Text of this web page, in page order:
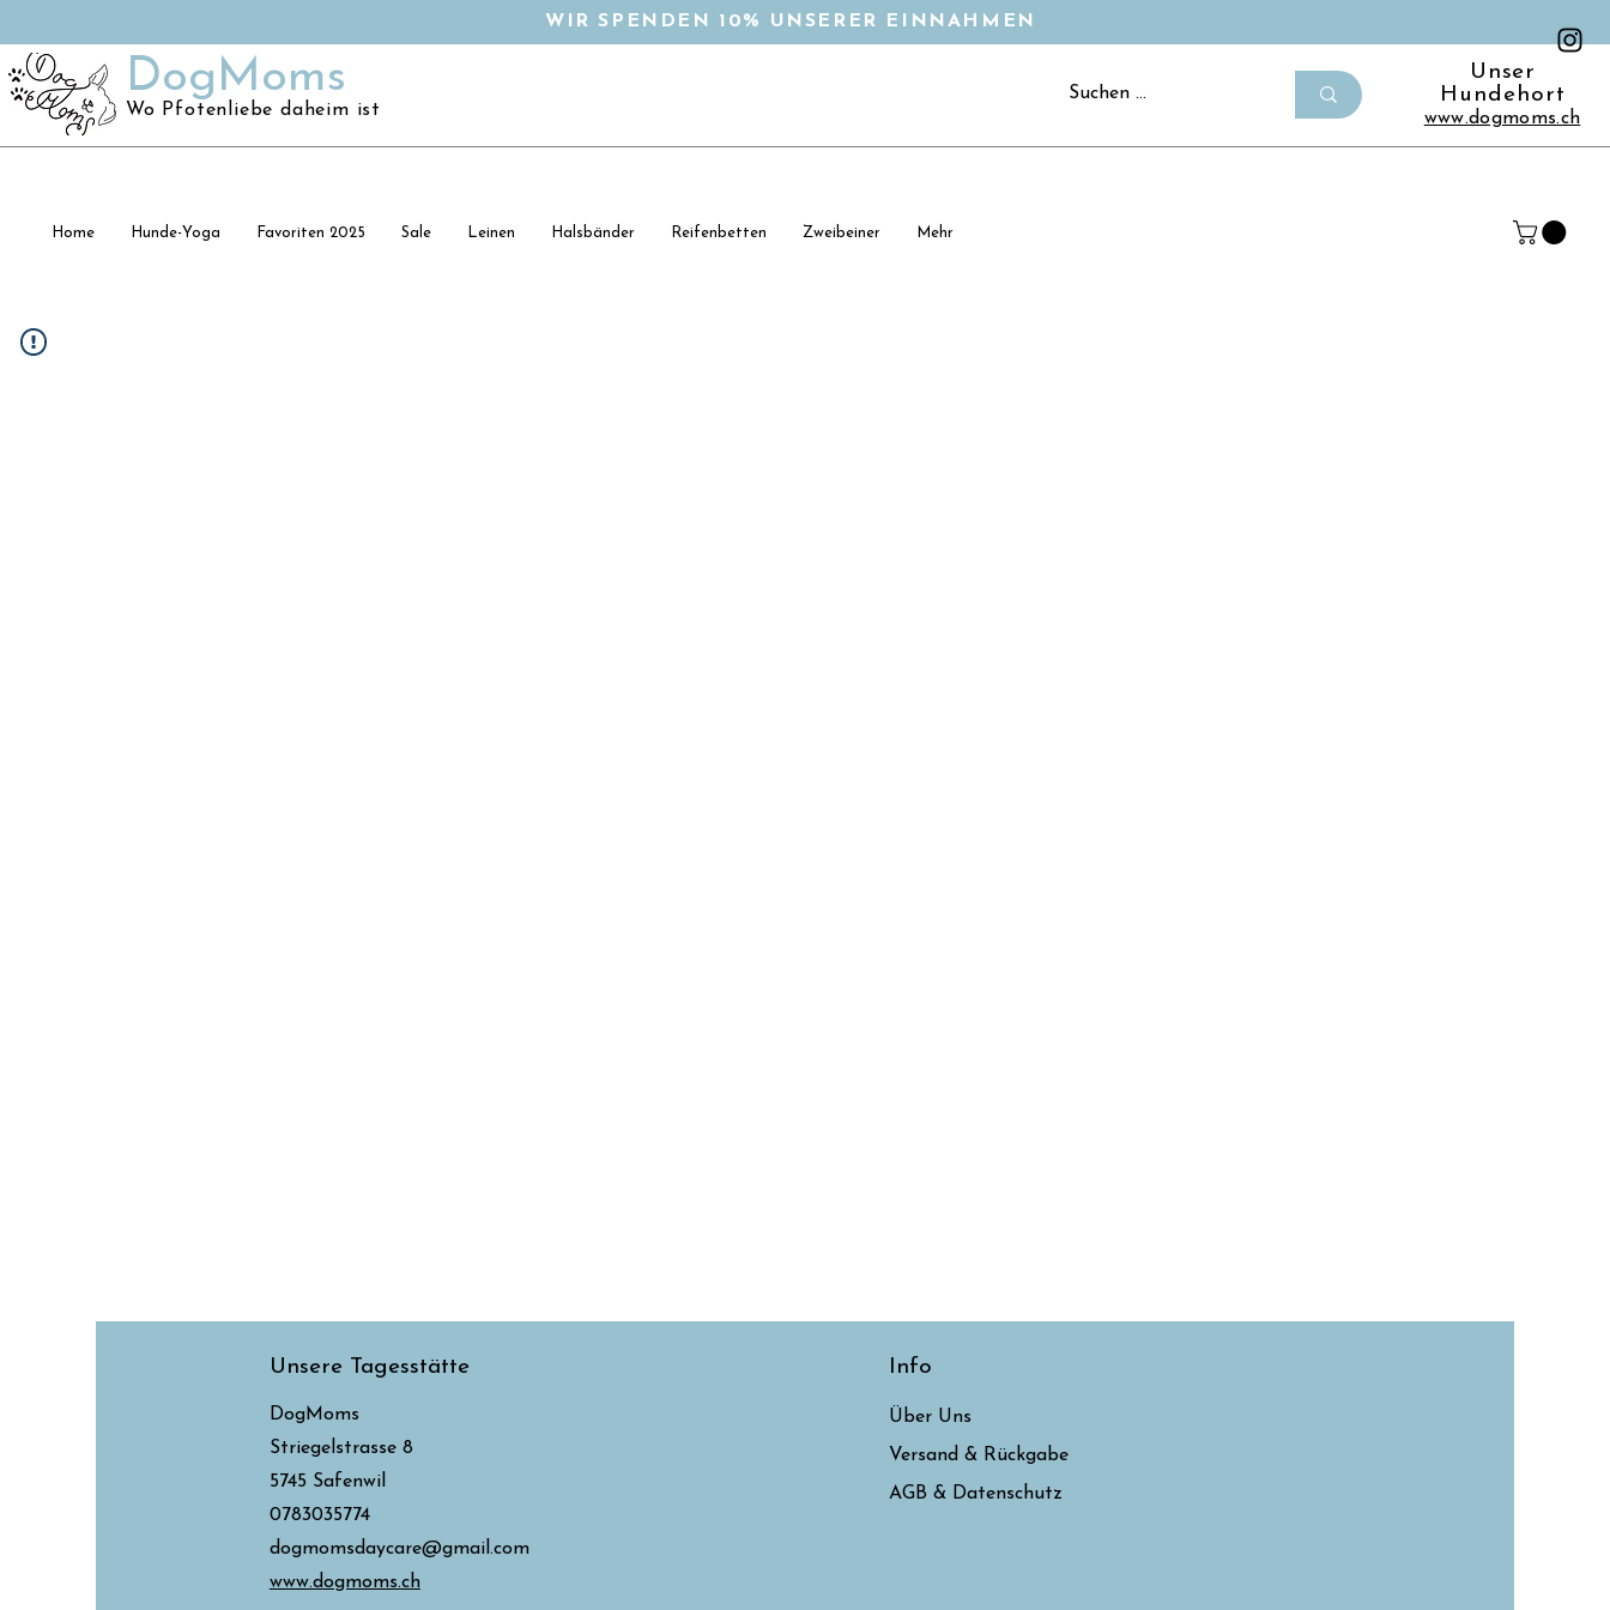
WIR SPENDEN 10% UNSERER EINNAHMEN
DogMoms
Wo Pfotenliebe daheim ist
Unser
Hundehort
www.dogmoms.ch
Home Hunde-Yoga Favoriten 2025 Sale Leinen Halsbänder Reifenbetten Zweibeiner Mehr
Unsere Tagesstätte
DogMoms
Striegelstrasse 8
5745 Safenwil
0783035774
dogmomsdaycare@gmail.com
www.dogmoms.ch
Info
Über Uns
Versand & Rückgabe
AGB & Datenschutz